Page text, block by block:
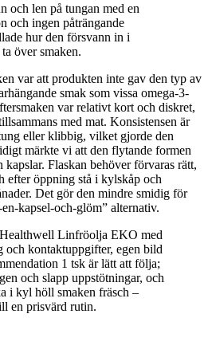
och len på tungan med en
och ingen påträngande
hur den försvann in i
över smaken.
var att produkten inte gav den typ av
smak som vissa omega-3-
var relativt kort och diskret,
med mat. Konsistensen är
eller klibbig, vilket gjorde den
märkte vi att den flytande formen
Flaskan behöver förvaras rätt,
efter öppning stå i kylskåp och
Det gör den mindre smidig för
kapsel-och-glöm” alternativ.
1 tsk är lätt att följa;
och slapp uppstötningar, och
i kyl höll smaken fräsch –
en prisvärd rutin.